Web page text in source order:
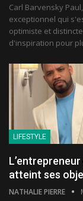
Carl Barvensky
exceptionnel qui
optimiste et
d'inspiration pour
LIFESTYLE
atteint ses
NATHALIE PIERRE